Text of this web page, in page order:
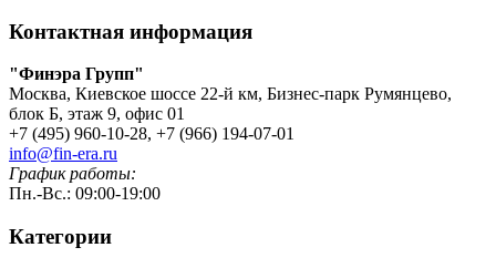
Контактная информация
"Финэра Групп"
Москва, Киевское шоссе 22-й км, Бизнес-парк Румянцево,
блок Б, этаж 9, офис 01
+7 (495) 960-10-28, +7 (966) 194-07-01
info@fin-era.ru
График работы:
Пн.-Вс.: 09:00-19:00
Категории